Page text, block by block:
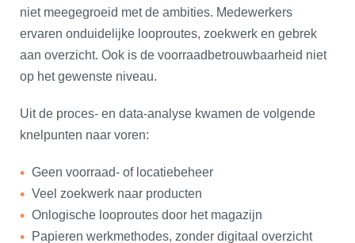
niet meegegroeid met de ambities. Medewerkers
ervaren onduidelijke looproutes, zoekwerk en gebrek
aan overzicht. Ook is de voorraadbetrouwbaarheid niet
op het gewenste niveau.
Uit de proces- en data-analyse kwamen de volgende
knelpunten naar voren:
Geen voorraad- of locatiebeheer
Veel zoekwerk naar producten
Onlogische looproutes door het magazijn
Papieren werkmethodes, zonder digitaal overzicht